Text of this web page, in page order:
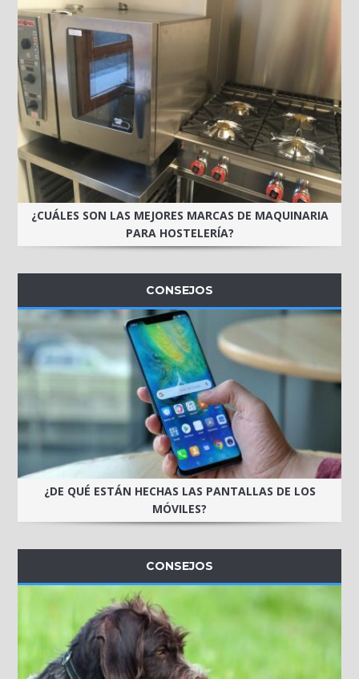
¿CUÁLES SON LAS MEJORES MARCAS DE MAQUINARIA
PARA HOSTELERÍA?
CONSEJOS
¿DE QUÉ ESTÁN HECHAS LAS PANTALLAS DE LOS
MÓVILES?
CONSEJOS